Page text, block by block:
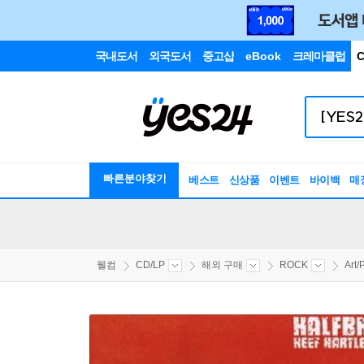
국내도서 외국도서 중고샵 eBook 크레마클럽
빠른분야찾기 베스트 신상품 이벤트 바이백 매
웰컴 CD/LP 해외 구매 ROCK Art/